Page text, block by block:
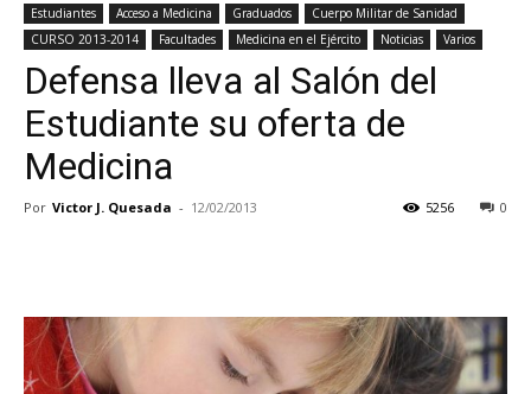
Estudiantes Acceso a Medicina Graduados
Cuerpo Militar de Sanidad
CURSO 2013-2014
Facultades Medicina en el Ejército Noticias Varios
Defensa lleva al Salón del
Estudiante su oferta de
Medicina
Por Victor J. Quesada - 12/02/2013 0
5256